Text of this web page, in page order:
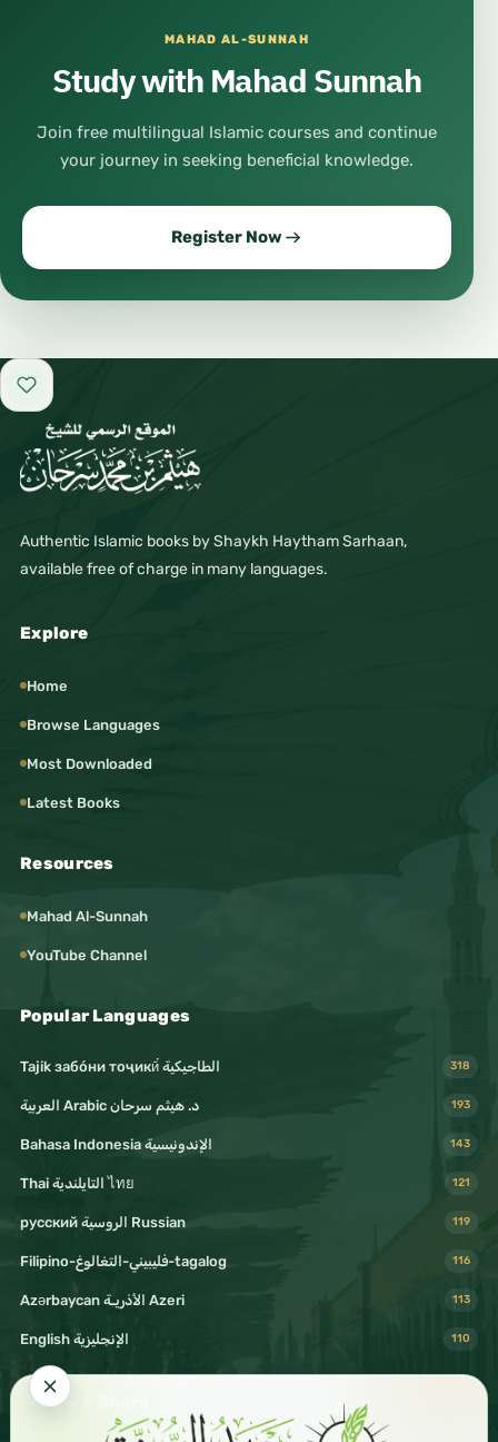
MAHAD AL-SUNNAH
Study with Mahad Sunnah
Join free multilingual Islamic courses and continue
your journey in seeking beneficial knowledge.
Register Now
Add to favorites
Authentic Islamic books by Shaykh Haytham Sarhaan,
available free of charge in many languages.
Explore
Home
Browse Languages
Most Downloaded
Latest Books
Resources
Mahad Al-Sunnah
YouTube Channel
Popular Languages
Tajik забо́ни тоҷикӣ́ الطاجيكية 318
د. هيثم سرحان Arabic العربية 193
Bahasa Indonesia الإندونيسية 143
Thai التايلندية ไทย 121
русский الروسية Russian 119
Filipino-فليبيني-التغالوغ-tagalog 116
Azərbaycan الأذريـة Azeri 113
English الإنجليزية 110
Follow & Share